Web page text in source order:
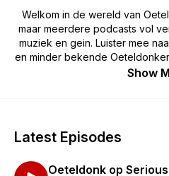
Welkom in de wereld van
maar meerdere podcasts vol
muziek en gein. Luister mee
en minder bekende
van eeuwenoude gebruiken en
Show
Latest Episodes
Oeteldonk op